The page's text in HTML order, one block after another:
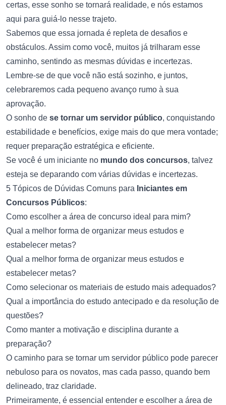
certas, esse sonho se tornará realidade, e nós estamos
aqui para guiá-lo nesse trajeto.
Sabemos que essa jornada é repleta de desafios e
obstáculos. Assim como você, muitos já trilharam esse
caminho, sentindo as mesmas dúvidas e incertezas.
Lembre-se de que você não está sozinho, e juntos,
celebraremos cada pequeno avanço rumo à sua
aprovação.
O sonho de se tornar um servidor público, conquistando
estabilidade e benefícios, exige mais do que mera vontade;
requer preparação estratégica e eficiente.
Se você é um iniciante no mundo dos concursos, talvez
esteja se deparando com várias dúvidas e incertezas.
5 Tópicos de Dúvidas Comuns para Iniciantes em
Concursos Públicos:
Como escolher a área de concurso ideal para mim?
Qual a melhor forma de organizar meus estudos e
estabelecer metas?
Qual a melhor forma de organizar meus estudos e
estabelecer metas?
Como selecionar os materiais de estudo mais adequados?
Qual a importância do estudo antecipado e da resolução de
questões?
Como manter a motivação e disciplina durante a
preparação?
O caminho para se tornar um servidor público pode parecer
nebuloso para os novatos, mas cada passo, quando bem
delineado, traz claridade.
Primeiramente, é essencial entender e escolher a área de